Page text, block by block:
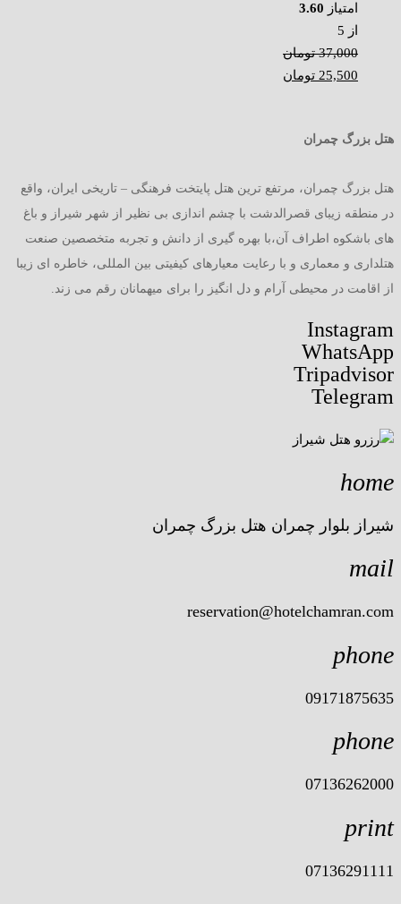
امتیاز 3.60
از 5
37,000 تومان
25,500 تومان
هتل بزرگ چمران
هتل بزرگ چمران، مرتفع ترین هتل پایتخت فرهنگی – تاریخی ایران، واقع
در منطقه زیبای قصرالدشت با چشم اندازی بی نظیر از شهر شیراز و باغ
های باشکوه اطراف آن،با بهره گیری از دانش و تجربه متخصصین صنعت
هتلداری و معماری و با رعایت معیارهای کیفیتی بین المللی، خاطره ای زیبا
از اقامت در محیطی آرام و دل انگیز را برای میهمانان رقم می زند.
Instagram
WhatsApp
Tripadvisor
Telegram
home
شیراز بلوار چمران هتل بزرگ چمران
mail
reservation@hotelchamran.com
phone
09171875635
phone
07136262000
print
07136291111